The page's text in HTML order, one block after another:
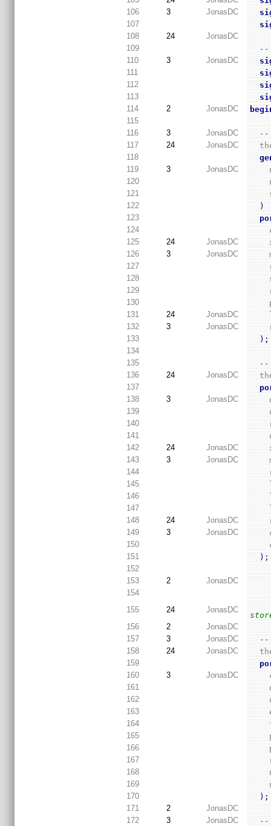
106
3 JonasDC
107
108
24
JonasDC
109
--
110
3 JonasDC
111
112
113
114
2 JonasDC
115
116
3 JonasDC
--
117
24 JonasDC
118
119
3 JonasDC
120
121
122
)
123
124
125
24 JonasDC
126
3 JonasDC
127
128
129
130
131
24 JonasDC
132
3 JonasDC
133
) ;
134
135
--
136
24 JonasDC
137
138
3 JonasDC
139
140
141
142
24 JonasDC
143
3 JonasDC
144
145
146
147
148
24 JonasDC
149
3 JonasDC
150
151
) ;
152
153
2
JonasDC
154
155
24 JonasDC
156
2
JonasDC
157
3 JonasDC
--
158
24 JonasDC
159
160
3 JonasDC
161
162
163
164
165
166
167
168
169
170
) ;
171
2
JonasDC
172
3 JonasDC
--